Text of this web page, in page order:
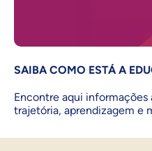
SAIBA COMO ESTÁ A
Encontre aqui informações
trajetória, aprendizagem e